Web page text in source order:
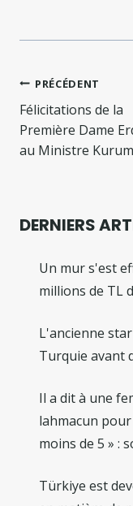
de
l’article
PRÉCÉDENT
Félicitations de la
Première Dame
au Ministre Kurum
DERNIERS
Un mur s'est
millions de TL
L'ancienne
Turquie avant
Il a dit à une
lahmacun
moins de 5 » :
Türkiye est